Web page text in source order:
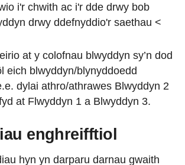
i'r chwith ac i'r dde drwy bob
drwy ddefnyddio'r saethau <
at y colofnau blwyddyn sy’n dod
eich blwyddyn/blynyddoedd
dylai athro/athrawes Blwyddyn 2
at Flwyddyn 1 a Blwyddyn 3.
enghreifftiol
hyn yn darparu darnau gwaith